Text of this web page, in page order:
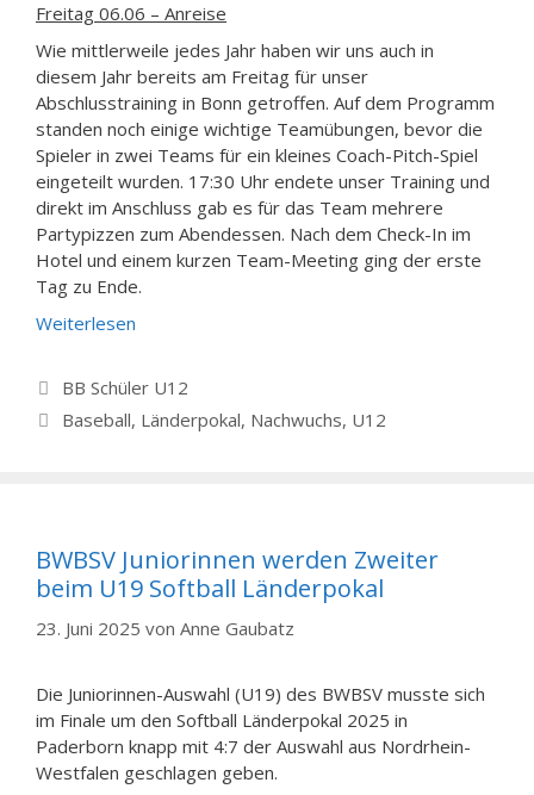
Freitag 06.06 – Anreise
Wie mittlerweile jedes Jahr haben wir uns auch in
diesem Jahr bereits am Freitag für unser
Abschlusstraining in Bonn getroffen. Auf dem Programm
standen noch einige wichtige Teamübungen, bevor die
Spieler in zwei Teams für ein kleines Coach-Pitch-Spiel
eingeteilt wurden. 17:30 Uhr endete unser Training und
direkt im Anschluss gab es für das Team mehrere
Partypizzen zum Abendessen. Nach dem Check-In im
Hotel und einem kurzen Team-Meeting ging der erste
Tag zu Ende.
Weiterlesen
Kategorien
BB Schüler U12
Schlagwörter
Baseball, Länderpokal, Nachwuchs, U12
BWBSV Juniorinnen werden Zweiter
beim U19 Softball Länderpokal
23. Juni 2025 von Anne Gaubatz
Die Juniorinnen-Auswahl (U19) des BWBSV musste sich
im Finale um den Softball Länderpokal 2025 in
Paderborn knapp mit 4:7 der Auswahl aus Nordrhein-
Westfalen geschlagen geben.